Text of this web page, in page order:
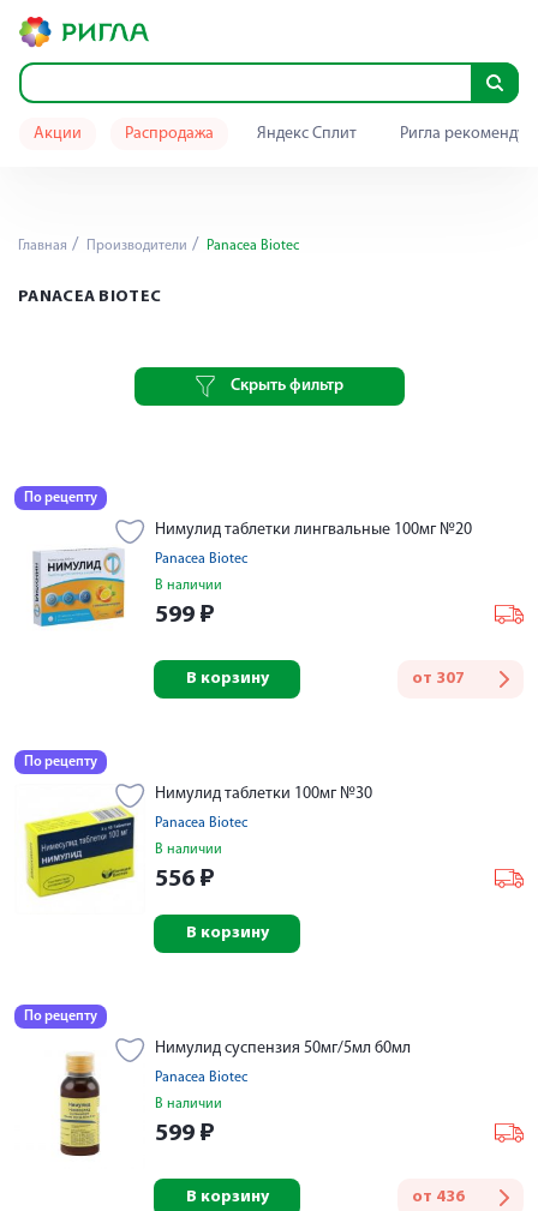
Акции Распродажа Яндекс Сплит Ригла
Главная Производители Panacea Biotec
PANACEA BIOTEC
Скрыть фильтр
По рецепту
Нимулид таблетки лингвальные 100мг №20
Panacea Biotec
В наличии
599 ₽
от 307
В корзину
По рецепту
Нимулид таблетки 100мг №30
Panacea Biotec
В наличии
556 ₽
В корзину
По рецепту
Нимулид суспензия 50мг/5мл 60мл
Panacea Biotec
В наличии
599 ₽
от 436
В корзину